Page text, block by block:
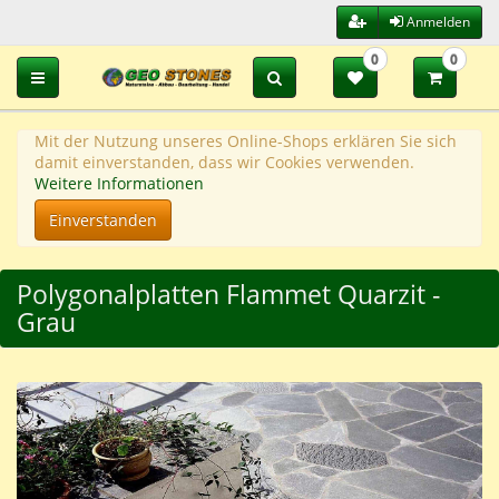
Anmelden
Toggle navigation
0 0
Mit der Nutzung unseres Online-Shops erklären Sie sich
damit einverstanden, dass wir Cookies verwenden.
Weitere Informationen
Einverstanden
Polygonalplatten Flammet Quarzit -
Grau